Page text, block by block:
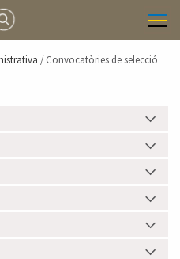
/ Convocatòries de selecció